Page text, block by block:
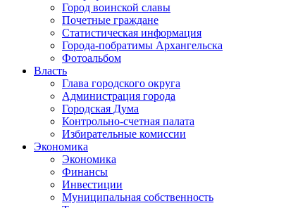
Город воинской славы
Почетные граждане
Статистическая информация
Города-побратимы Архангельска
Фотоальбом
Власть
Глава городского округа
Администрация города
Городская Дума
Контрольно-счетная палата
Избирательные комиссии
Экономика
Экономика
Финансы
Инвестиции
Муниципальная собственность